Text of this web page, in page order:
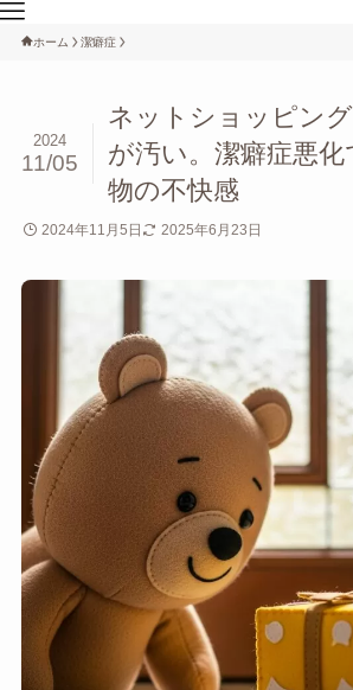
ホーム 潔癖症
ネットショッピン
が汚い。潔癖症悪
物の不快感
2024
11/05
2024年11月5日 2025年6月23日